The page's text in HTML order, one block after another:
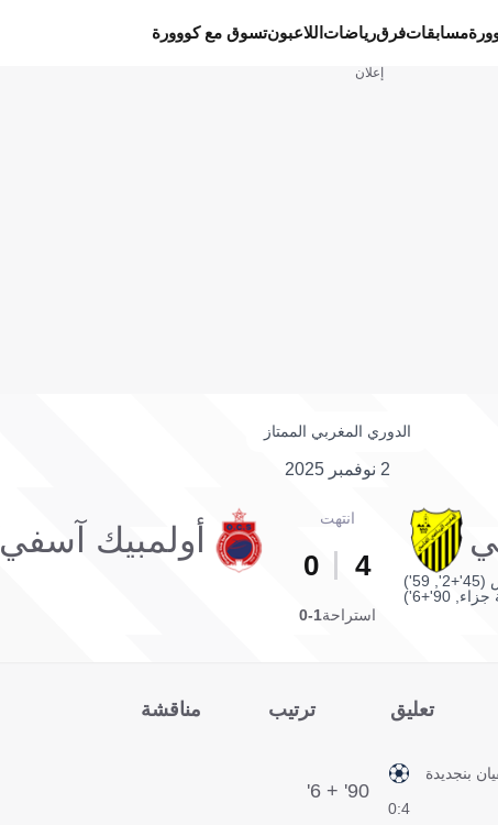
مسابقاتفرقرياضات اللاعبونتسوق مع كووورة
إعلان
الدوري المغربي الممتاز
2 نوفمبر 2025
59')
انتهت
4
0
أولمبيك آسفي
استراحة1-0
تعليق ترتيب مناقشة
4:0
بنجديدة
90' + 6'